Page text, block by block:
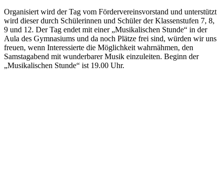
Organisiert wird der Tag vom Fördervereinsvorstand und unterstützt
wird dieser durch Schülerinnen und Schüler der Klassenstufen 7, 8,
9 und 12. Der Tag endet mit einer „Musikalischen Stunde“ in der
Aula des Gymnasiums und da noch Plätze frei sind, würden wir uns
freuen, wenn Interessierte die Möglichkeit wahrnähmen, den
Samstagabend mit wunderbarer Musik einzuleiten. Beginn der
„Musikalischen Stunde“ ist 19.00 Uhr.